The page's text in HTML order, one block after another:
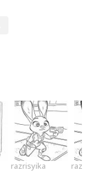
razrisyika